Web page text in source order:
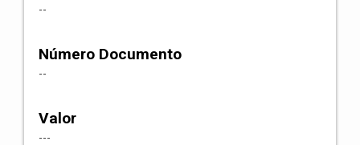
--
Número Documento
--
Valor
---